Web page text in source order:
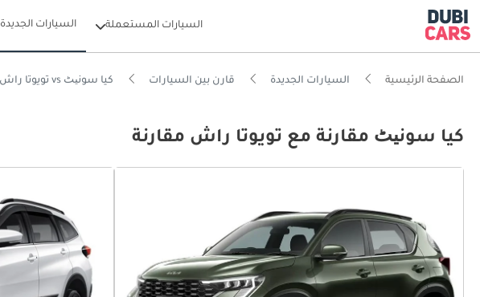
السيارات المستعملة السيارات الجديدة
الصفحة الرئيسية السيارات الجديدة قارن بين السيارات كيا سونیٹ vs تويوتا راش
كيا سونیٹ مقارنة مع تويوتا راش مقارنة